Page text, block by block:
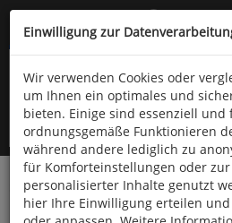
Kompletten Head der Seite
oder (06766) 9323-
Startseite Technik & Freizeit
Bekleidung
Einwilligung zur
Wir verwenden Cookies oder
um Ihnen ein optimales und
bieten. Einige sind essenziell und
ordnungsgemäße Funktionieren
während andere lediglich zu
für Komforteinstellungen oder zur
personalisierter Inhalte genutzt
hier Ihre Einwilligung erteilen